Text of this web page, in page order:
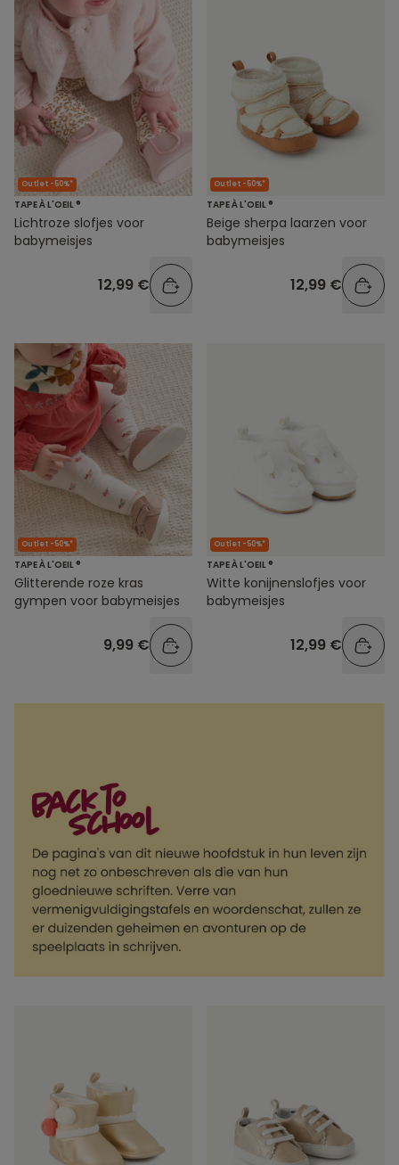
Outlet -50%*
TAPE À L'OEIL ®
Lichtroze slofjes voor
babymeisjes
12,99 €
Outlet -50%*
TAPE À L'OEIL ®
Beige sherpa laarzen voor
babymeisjes
12,99 €
Outlet -50%*
TAPE À L'OEIL ®
Glitterende roze kras
gympen voor babymeisjes
9,99 €
Outlet -50%*
TAPE À L'OEIL ®
Witte konijnenslofjes voor
babymeisjes
12,99 €